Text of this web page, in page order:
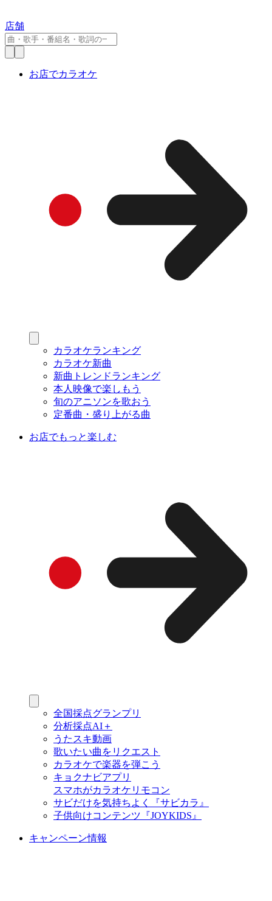
店舗
お店でカラオケ
カラオケランキング
カラオケ新曲
新曲トレンドランキング
本人映像で楽しもう
旬のアニソンを歌おう
定番曲・盛り上がる曲
お店でもっと楽しむ
全国採点グランプリ
分析採点AI＋
うたスキ動画
歌いたい曲をリクエスト
カラオケで楽器を弾こう
キョクナビアプリ
スマホがカラオケリモコン
サビだけを気持ちよく『サビカラ』
子供向けコンテンツ『JOYKIDS』
キャンペーン情報